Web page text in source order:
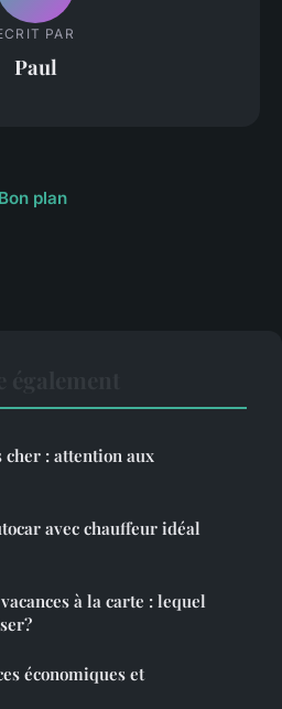
PAR
Paul
plan
cher : attention aux
avec chauffeur idéal
à la carte : lequel
économiques et